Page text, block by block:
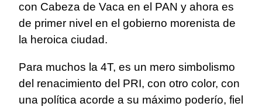
con Cabeza de Vaca en el PAN y ahora es
de primer nivel en el gobierno morenista de
la heroica ciudad.
Para muchos la 4T, es un mero simbolismo
del renacimiento del PRI, con otro color, con
una política acorde a su máximo poderío, fiel